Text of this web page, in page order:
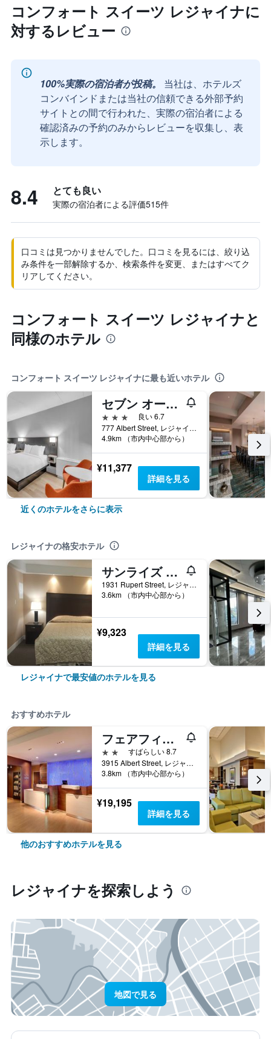
コンフォート スイーツ レジャイナに
対するレビュー
100%実際の宿泊者が投稿。
当社は、ホテルズ
コンバインドまたは当社の信頼できる外部予約
サイトとの間で行われた、実際の宿泊者による
確認済みの予約のみからレビューを収集し、表
示します。
8.4 とても良い
実際の宿泊者による評価515​件
口コミは見つかりませんでした。口コミを見るには、絞り込
み条件を一部解除するか、検索条件を変更、またはすべてク
リアしてください。
コンフォート スイーツ レジャイナと
同様のホテル
コンフォート スイーツ レジャイナに最も近いホテル
セブン オークス ホテル レジーナ, シュアステイ コレクション by ベストウェスタン
3つ星
良い 6.7
777 Albert Street, レジャイナ, SK, カナダ
4.9km （市内中心部から）
¥11,377
詳細を見る
近くのホテルをさらに表示
レジャイナの格安ホテル
サンライズ モーテル
1931 Rupert Street, レジャイナ, SK, カナダ
3.6km （市内中心部から）
¥9,323
詳細を見る
レジャイナで最安値のホテルを見る
おすすめホテル
フェアフィールド バイ マリオット レジーナ
2つ星
すばらしい 8.7
3915 Albert Street, レジャイナ, SK, カナダ
3.8km （市内中心部から）
¥19,195
詳細を見る
他のおすすめホテルを見る
レジャイナ​を探索しよう
地図で見る